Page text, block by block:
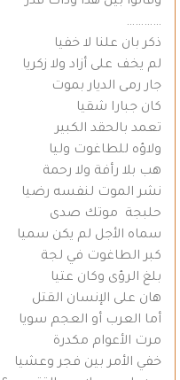
…………
ذكر بان علنا لا خفيا
لم يخف على أزاد ولا زكريا
جار رمى الديار بموت
كان جبارا شقيا
تعمد بالحقد الكبير
ولاؤه للطاغوت وليا
هب بلا رأفة ولا رحمة
نشر الموت لنفسه رضيا
حلبجة موتك صدى
سماه الأجل لم يكن سميا
كبر الطاغوت في لجة
بلغ الرؤى وكان عتيا
هان على الإنسان القتل
أما العرب أو العجم سويا
مرت الأعوام مكدرة
خفي الأمر بين فجر وعشيا